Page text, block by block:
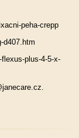
peha-crepp
d407.htm
plus-4-5-x-